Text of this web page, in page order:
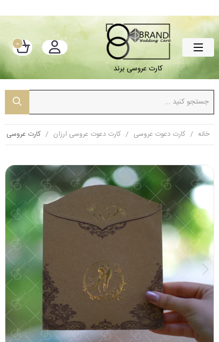
کارت عروسی برند
0
خانه کارت دعوت عروسی کارت دعوت عروسی ارزان کارت عروسی